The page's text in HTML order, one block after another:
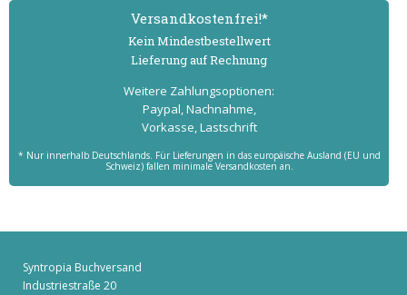
Versand­kostenfrei!*
Kein Mindest­bestell­wert
Lieferung auf Rechnung
Weitere Zahlungs­optionen:
Paypal, Nachnahme,
Vorkasse, Lastschrift
* Nur innerhalb Deutschlands. Für Lieferungen in das europäische Ausland (EU und
Schweiz) fallen minimale Versandkosten an.
Syntropia Buchversand
Industriestraße 20